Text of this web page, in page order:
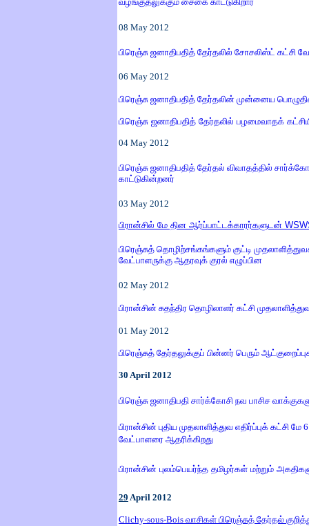
08 May 2012
பிரெஞ்சு ஜனாதிபதித் தேர்தலில் சோசலிஸ்ட் கட்சி
06 May 2012
பிரெஞ்சு ஜனாதிபதித் தேர்தலின் முன்னைய
பிரெஞ்சு ஜனாதிபதித் தேர்தலில் பழமைவாதக்
04 May 2012
பிரெஞ்சு ஜனாதிபதித் தேர்தல் விவாதத்தில்
காட்டுகின்றனர்
03 May 2012
பிரான்சில் மே தின ஆர்ப்பாட்டக்காரர்களுடன்
பிரெஞ்சுத் தொழிற்சங்கங்களும் குட்டி
வேட்பாளருக்கு ஆதரவுக் குரல் எழுப்பின
02 May 2012
பிரான்சின் சுதந்திர தொழிலாளர் கட்சி
01 May 2012
பிரெஞ்சுத் தேர்தலுக்குப் பின்னர் பெரும்
30 April 2012
பிரெஞ்சு ஜனாதிபதி சார்க்கோசி நவ பாசிச
பிரான்சின் புதிய முதலாளித்துவ எதிர்ப்புக் கட்சி
வேட்பாளரை ஆதரிக்கிறது
பிரான்சின் புலம்பெயர்ந்த தமிழர்கள் மற்றும்
29 April 2012
Clichy-sous-Bois வாசிகள் பிரெஞ்சுத் தேர்தல்